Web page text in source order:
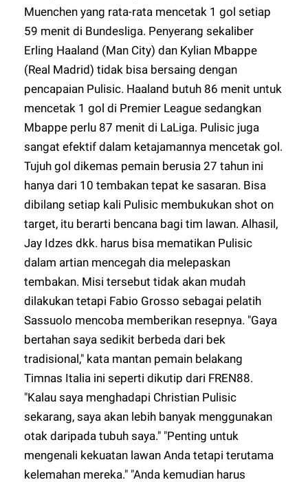
Muenchen yang rata-rata mencetak 1 gol setiap
59 menit di Bundesliga. Penyerang sekaliber
Erling Haaland (Man City) dan Kylian Mbappe
(Real Madrid) tidak bisa bersaing dengan
pencapaian Pulisic. Haaland butuh 86 menit untuk
mencetak 1 gol di Premier League sedangkan
Mbappe perlu 87 menit di LaLiga. Pulisic juga
sangat efektif dalam ketajamannya mencetak gol.
Tujuh gol dikemas pemain berusia 27 tahun ini
hanya dari 10 tembakan tepat ke sasaran. Bisa
dibilang setiap kali Pulisic membukukan shot on
target, itu berarti bencana bagi tim lawan. Alhasil,
Jay Idzes dkk. harus bisa mematikan Pulisic
dalam artian mencegah dia melepaskan
tembakan. Misi tersebut tidak akan mudah
dilakukan tetapi Fabio Grosso sebagai pelatih
Sassuolo mencoba memberikan resepnya. "Gaya
bertahan saya sedikit berbeda dari bek
tradisional," kata mantan pemain belakang
Timnas Italia ini seperti dikutip dari FREN88.
"Kalau saya menghadapi Christian Pulisic
sekarang, saya akan lebih banyak menggunakan
otak daripada tubuh saya." "Penting untuk
mengenali kekuatan lawan Anda tetapi terutama
kelemahan mereka." "Anda kemudian harus